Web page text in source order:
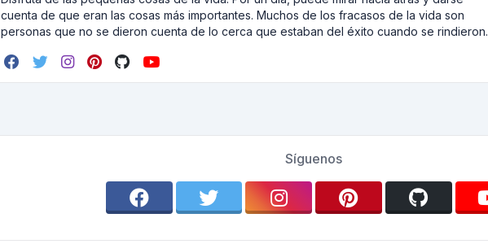
cuenta de que eran las cosas más importantes. Muchos de los fracasos de la vida son
personas que no se dieron cuenta de lo cerca que estaban del éxito cuando se rindieron.
Síguenos